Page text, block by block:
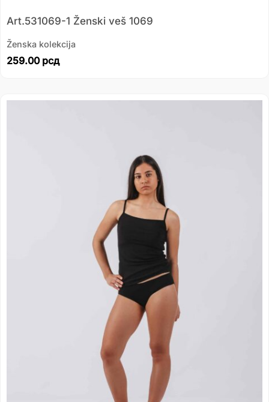
Art.531069-1 Ženski veš 1069
Ženska kolekcija
259.00 рсд